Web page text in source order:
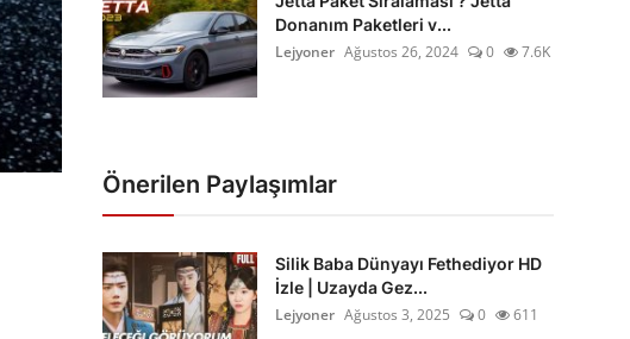
Donanım Paketleri v...
Lejyoner Ağustos 26, 2024 0 7.6K
Önerilen Paylaşımlar
Silik Baba Dünyayı Fethediyor HD
İzle | Uzayda Gez...
Lejyoner Ağustos 3, 2025 0 611